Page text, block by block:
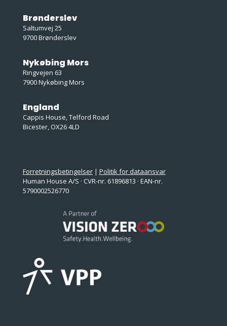
Brønderslev
Saltumvej 25
9700 Brønderslev
Nykøbing Mors
Ringvejen 63
7900 Nykøbing Mors
England
Cappis House, Telford Road
Bicester, OX26 4LD
Forretningsbetingelser| Politik for dataansvar
Human House A/S · CVR-nr. 61896813 · EAN-nr.
5790002526770